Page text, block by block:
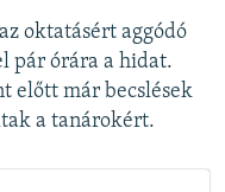
480p
360p
480p
720p
oktatásért aggódó
pár órára a hidat.
előtt már becslések
a tanárokért.